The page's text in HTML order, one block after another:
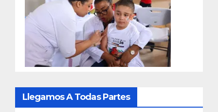
Llegamos A Todas Partes